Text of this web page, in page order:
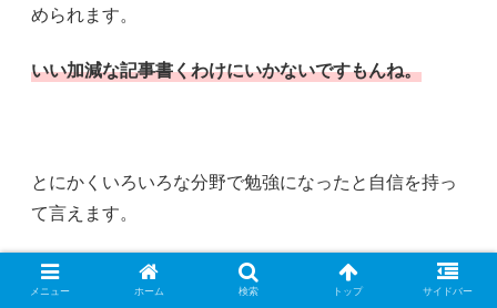
められます。
いい加減な記事書くわけにいかないですもんね。
とにかくいろいろな分野で勉強になったと自信を持っ
て言えます。
ブログで得た知識を本業にも役立ててます。
メニュー ホーム 検索 トップ サイドバー